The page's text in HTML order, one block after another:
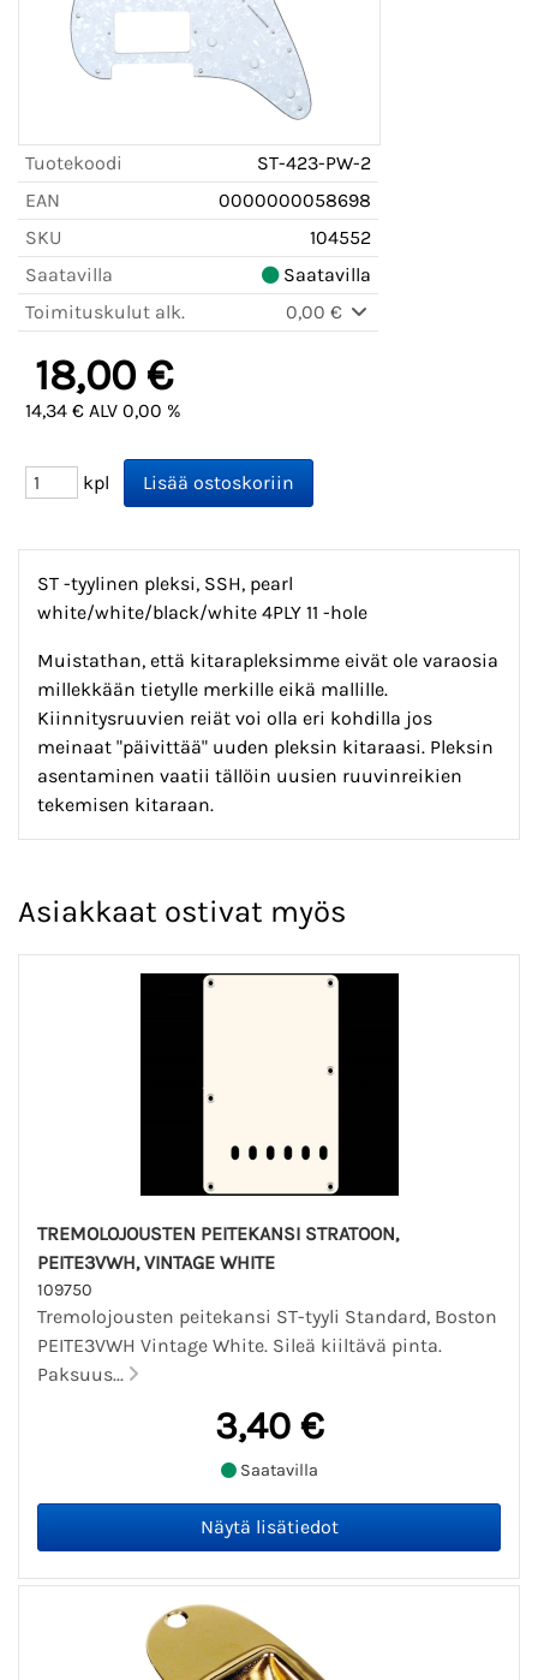
Tuotekoodi
ST-423-PW-2
EAN
0000000058698
SKU
104552
Saatavilla
Saatavilla
Toimituskulut alk.
0,00 €
18,00 €
14,34 € ALV 0,00 %
kpl
ST -tyylinen pleksi, SSH, pearl
white/white/black/white 4PLY 11 -hole
Muistathan, että kitarapleksimme eivät ole varaosia
millekkään tietylle merkille eikä mallille.
Kiinnitysruuvien reiät voi olla eri kohdilla jos
meinaat "päivittää" uuden pleksin kitaraasi. Pleksin
asentaminen vaatii tällöin uusien ruuvinreikien
tekemisen kitaraan.
Asiakkaat ostivat myös
TREMOLOJOUSTEN PEITEKANSI STRATOON,
PEITE3VWH, VINTAGE WHITE
109750
Tremolojousten peitekansi ST-tyyli Standard, Boston
PEITE3VWH Vintage White. Sileä kiiltävä pinta.
Paksuus...
3,40 €
Saatavilla